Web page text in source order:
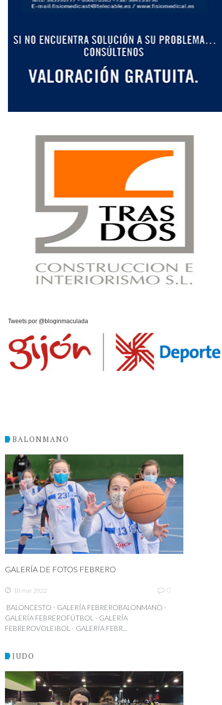
Tweets por @bloginmaculada
BALONMANO
GALERÍA DE FOTOS FEBRERO
10 mar 2022 0
BALONCESTO - GALERÍA FEBREROBALONMANO -
GALERÍA FEBREROFÚTBOL - GALERÍA
FEBREROVOLEIBOL - GALERÍA FEBR...
JUDO